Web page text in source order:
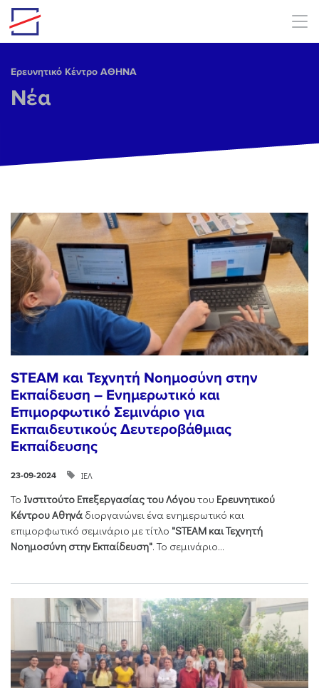
Skip to main content
Ερευνητικό Κέντρο ΑΘΗΝΑ
Νέα
STEAM και Τεχνητή Νοημοσύνη στην
Εκπαίδευση – Ενημερωτικό και
Επιμορφωτικό Σεμινάριο για
Εκπαιδευτικούς Δευτεροβάθμιας
Εκπαίδευσης
23-09-2024 ΙΕΛ
Το Ινστιτούτο Επεξεργασίας του Λόγουτου Ερευνητικού
Κέντρου Αθηνά διοργανώνει ένα ενημερωτικό και
επιμορφωτικό σεμινάριο με τίτλο "STEAM και Τεχνητή
Νοημοσύνη στην Εκπαίδευση". Το σεμινάριο...